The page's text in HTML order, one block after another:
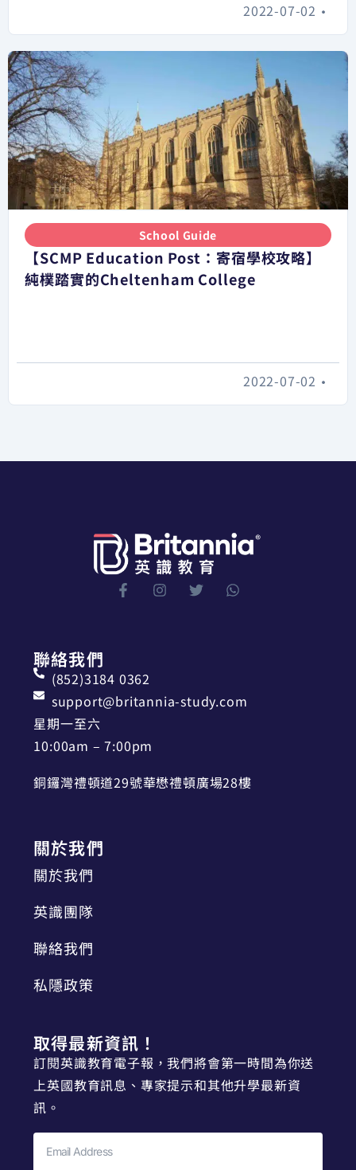
•
2022-07-02
School Guide
【SCMP Education Post：寄宿學校攻略】
純樸踏實的Cheltenham College
•
2022-07-02
聯絡我們
(852)3184 0362
support@britannia-study.com
星期一至六
10:00am – 7:00pm
銅鑼灣禮頓道29號華懋禮頓廣場28樓
關於我們
關於我們
英識團隊
聯絡我們
私隱政策
取得最新資訊！
訂閱英識教育電子報，我們將會第一時間為你送
上英國教育訊息、專家提示和其他升學最新資
訊。